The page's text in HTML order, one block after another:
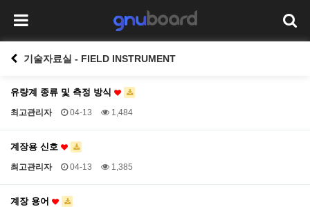
기술자료실 - FIELD INSTRUMENT
유량계 종류 및 측정 방식
최고관리자 04-13 1,484
계장용 신호
최고관리자 04-13 1,385
계장 용어